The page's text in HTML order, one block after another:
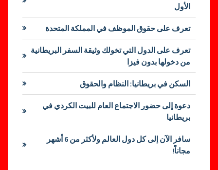
الأول
تعرف على حقوق الموظف في المملكة المتحدة
تعرف على الدول التي تخولك وثيقة السفر البريطانية
من دخولها بدون فيزا
السكن في بريطانيا: النظام والحقوق
دعوة إلى حضور الاجتماع العام للبيت الكردي في
بريطانيا
سافر الآن إلى كل دول العالم ولأكثر من 6 أشهر
مجاناً!